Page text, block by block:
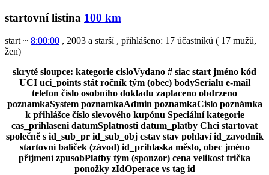
startovní listina 100 km
start ~ 8:00:00 , 2003 a starší, přihlášeno: 17 účastníků ( 17 mužů,
žen)
skryté sloupce: kategorie cisloVydano # siac start jméno kód
UCI uci_points stát ročník tým (obec) bodySerialu e-mail
telefon číslo osobního dokladu zaplaceno obdrzeno
poznamkaSystem poznamkaAdmin poznamkaCislo poznámka
k přihlášce číslo slevového kupónu Speciální kategorie
cas_prihlaseni datumSplatnosti datum_platby Chci startovat
společně s id_sub_pr id_sub_obj cstav stav pohlaví id_zavodnik
startovní balíček (závod) id_prihlaska město, obec jméno
příjmení zpusobPlatby tým (sponzor) cena velikost trička
ponožky zIdOperace vs tag id